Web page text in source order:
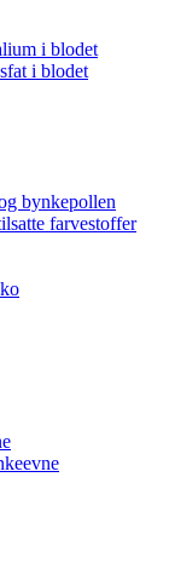
i blodet
i blodet
bynkepollen
farvestoffer